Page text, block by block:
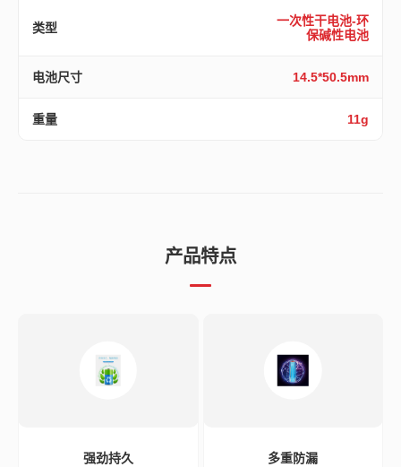
类型
一次性干电池-环
保碱性电池
电池尺寸 14.5*50.5mm
重量 11g
产品特点
强劲持久 多重防漏